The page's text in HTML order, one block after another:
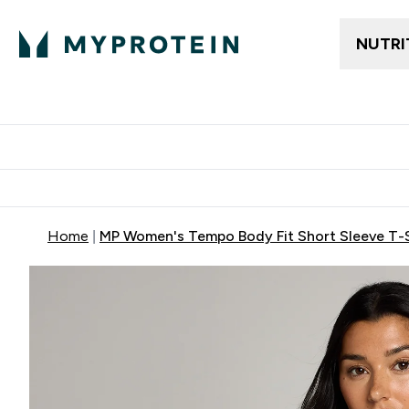
Home MP Women's Tempo Body Fit Short Sleeve